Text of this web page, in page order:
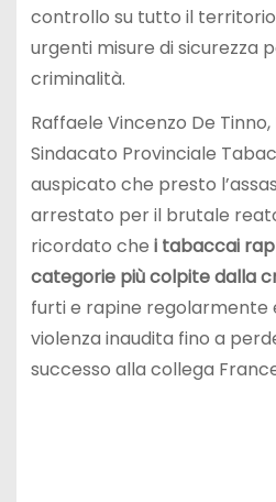
controllo su tutto il
urgenti misure di sicurezza
criminalità.
Raffaele Vincenzo De
Sindacato Provinciale
auspicato che presto
arrestato per il brutale
ricordato che i tabaccai
categorie più colpite dalla
furti e rapine regolarmente
violenza inaudita fino a
successo alla collega